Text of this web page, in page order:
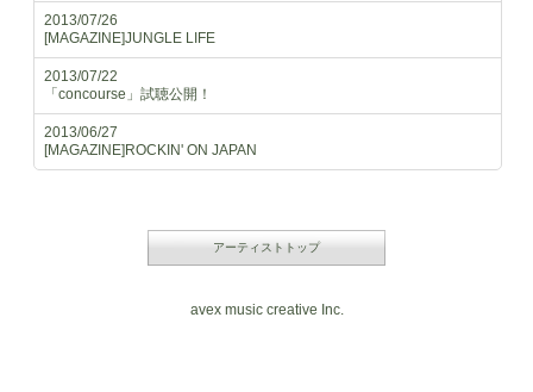
2013/07/26
[MAGAZINE]JUNGLE LIFE
2013/07/22
「concourse」試聴公開！
2013/06/27
[MAGAZINE]ROCKIN' ON JAPAN
アーティストトップ
avex music creative Inc.
TWITTER
FACEBOOK